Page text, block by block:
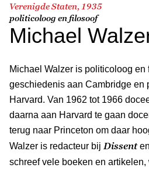
Verenigde Staten, 1935
politicoloog en filosoof
Michael
Michael Walzer is politicoloog
geschiedenis aan Cambridge en
Harvard. Van 1962 tot 1966
daarna aan Harvard te gaan
terug naar Princeton om daar
Walzer is redacteur bij Dissenten
schreef vele boeken en